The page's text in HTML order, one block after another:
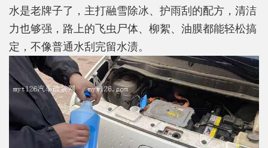
水是老牌子了，主打融雪除冰、护雨刮的配方，清洁
力也够强，路上的飞虫尸体、柳絮、油膜都能轻松搞
定，不像普通水刮完留水渍。